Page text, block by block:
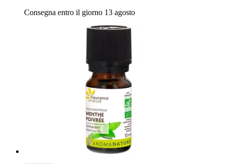
Consegna entro il giorno 13 agosto